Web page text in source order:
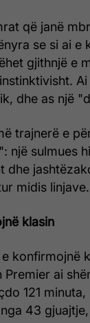
që janë
se si ai e
gjithnjë e
dhe as një
trajnerë e
një sulmues
dhe
midis linjave.
klasin
konfirmojnë
ai
121
43